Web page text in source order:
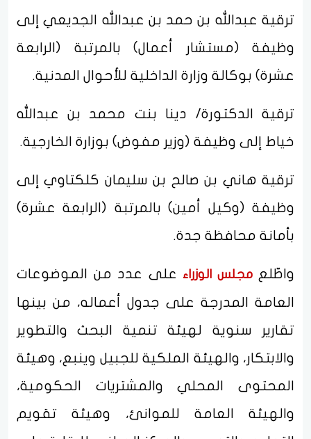
ترقية عبدالله بن حمد بن عبدالله الجديعي إلى
وظيفة (مستشار أعمال) بالمرتبة (الرابعة
عشرة) بوكالة وزارة الداخلية للأحوال المدنية.
ترقية الدكتورة/ دينا بنت محمد بن عبدالله
خياط إلى وظيفة (وزير مفوض) بوزارة الخارجية.
ترقية هاني بن صالح بن سليمان كلكتاوي إلى
وظيفة (وكيل أمين) بالمرتبة (الرابعة عشرة)
بأمانة محافظة جدة.
واطّلعمجلس الوزراء على عدد من الموضوعات
العامة المدرجة على جدول أعماله، من بينها
تقارير سنوية لهيئة تنمية البحث والتطوير
والابتكار، والهيئة الملكية للجبيل وينبع، وهيئة
المحتوى المحلي والمشتريات الحكومية،
والهيئة العامة للموانئ، وهيئة تقويم